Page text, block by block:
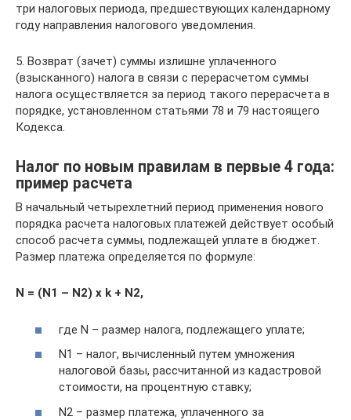
три налоговых периода, предшествующих календарному
году направления налогового уведомления.
5. Возврат (зачет) суммы излишне уплаченного
(взысканного) налога в связи с перерасчетом суммы
налога осуществляется за период такого перерасчета в
порядке, установленном статьями 78 и 79 настоящего
Кодекса.
Налог по новым правилам в первые 4 года:
пример расчета
В начальный четырехлетний период применения нового
порядка расчета налоговых платежей действует особый
способ расчета суммы, подлежащей уплате в бюджет.
Размер платежа определяется по формуле:
N = (N1 – N2) х k + N2,
где N – размер налога, подлежащего уплате;
N1 – налог, вычисленный путем умножения
налоговой базы, рассчитанной из кадастровой
стоимости, на процентную ставку;
N2 – размер платежа, уплаченного за